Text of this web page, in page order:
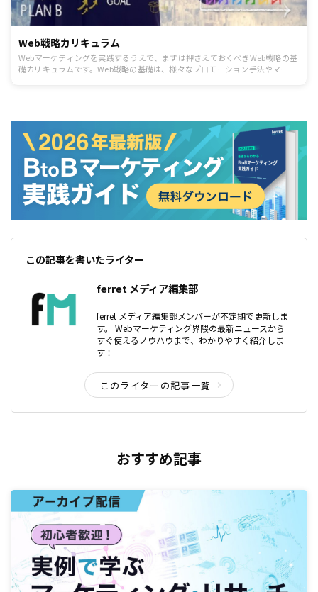
Web戦略カリキュラム
Webマーケティングを実践するうえで、まずは押さえておくべきWeb戦略の基
礎カリキュラムです。Web戦略の基礎は、様々なプロモーション手法やマーケ
この記事を書いたライター
ferret メディア編集部
ferret メディア編集部メンバーが不定期で更新しま
す。 Webマーケティング界隈の最新ニュースから
すぐ使えるノウハウまで、わかりやすく紹介しま
す！
このライターの記事一覧
おすすめ記事